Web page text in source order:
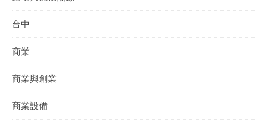
台中
商業
商業與創業
商業設備